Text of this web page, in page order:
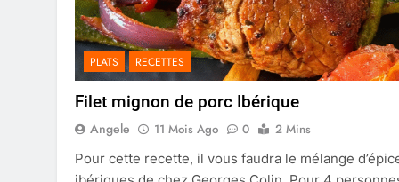
PLATS RECETTES
Filet mignon de porc Ibérique
Angele 11 Mois Ago 0
2 Mins
Pour cette recette, il vous faudra le mélange